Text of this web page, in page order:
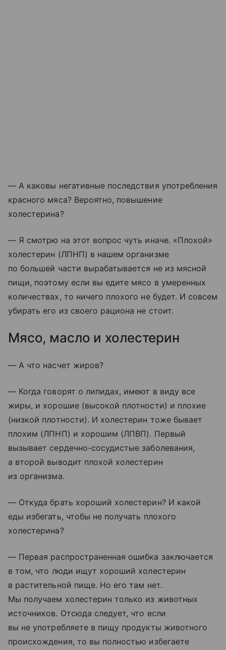
— А каковы негативные последствия употребления
красного мяса? Вероятно, повышение
холестерина?
— Я смотрю на этот вопрос чуть иначе. «Плохой»
холестерин (ЛПНП) в нашем организме
по большей части вырабатывается не из мясной
пищи, поэтому если вы едите мясо в умеренных
количествах, то ничего плохого не будет. И совсем
убирать его из своего рациона не стоит.
Мясо, масло и холестерин
— А что насчет жиров?
— Когда говорят о липидах, имеют в виду все
жиры, и хорошие (высокой плотности) и плохие
(низкой плотности). И холестерин тоже бывает
плохим (ЛПНП) и хорошим (ЛПВП). Первый
вызывает сердечно-сосудистые заболевания,
а второй выводит плохой холестерин
из организма.
— Откуда брать хороший холестерин? И какой
еды избегать, чтобы не получать плохого
холестерина?
— Первая распространенная ошибка заключается
в том, что люди ищут хороший холестерин
в растительной пище. Но его там нет.
Мы получаем холестерин только из животных
источников. Отсюда следует, что если
вы не употребляете в пищу продукты животного
происхождения, то вы полностью избегаете